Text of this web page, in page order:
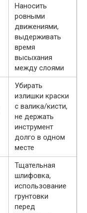
Наносить
ровными
движениями,
выдерживать
время
высыхания
между слоями
Убирать
излишки краски
с валика/кисти,
не держать
инструмент
долго в одном
месте
Тщательная
шлифовка,
использование
грунтовки
перед